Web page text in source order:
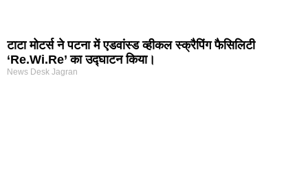
टाटा मोटर्स ने पटना में एडवांस्ड व्हीकल स्क्रैपिंग फैसिलिटी
‘Re.Wi.Re’ का उद्घाटन किया।
News Desk Jagran